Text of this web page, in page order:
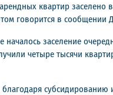
квартир
говорится в сообщении
началось заселение
четыре тысячи
благодаря